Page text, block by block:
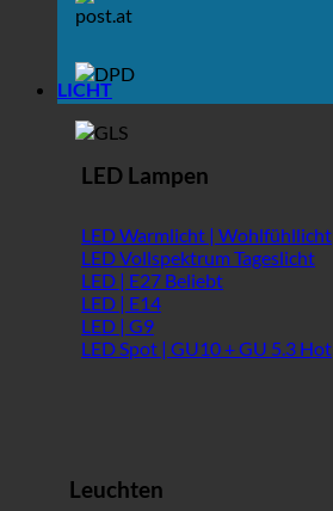
LICHT
LED Lampen
LED Warmlicht | Wohlfühllicht
LED Vollspektrum Tageslicht
LED | E27
LED | E14
LED | G9
LED Spot | GU10 + GU 5.3
Leuchten